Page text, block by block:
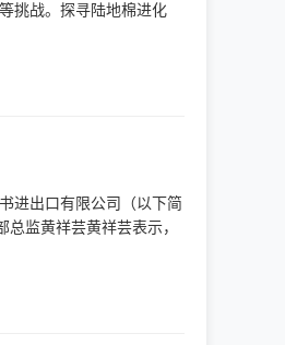
挑战。探寻陆地棉进化
进出口有限公司（以下简
监黄祥芸黄祥芸表示，